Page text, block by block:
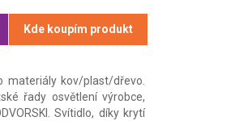
Kde koupím produkt
materiály kov/plast/dřevo.
řady osvětlení výrobce,
Svítidlo, díky krytí